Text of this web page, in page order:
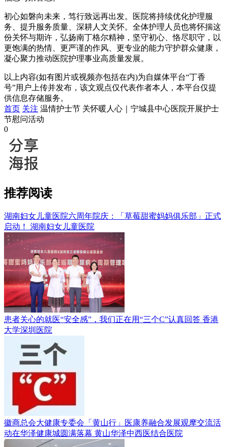
初心如磐向未来，笃行致远再出发。医院将持续优化护理服
务、提升服务质量、深耕人文关怀。全体护理人员也将怀揣这
份关怀与期许，弘扬南丁格尔精神，坚守初心、恪尽职守，以
更饱满的热情、更严谨的作风、更专业的能力守护群众健康，
凝心聚力推动医院护理事业高质量发展。
以上内容(如有图片或视频亦包括在内)为自媒体平台“丁香
号”用户上传并发布，该文观点仅代表作者本人，本平台仅提
供信息存储服务。
首页 关注 温情护士节 关怀暖人心｜宁城县中心医院开展护士
节慰问活动
0
推荐阅读
湖南妇女儿童医院六周年院庆：「草莓甜蜜妈妈俱乐部」正式
启动！ 湖南妇女儿童医院
患者关心的就医“安全感”，我们正在用“三个C”认真回答 香港
大学深圳医院
徽商总会大健康专委会「黄山行」医康养融合发展观摩交流活
动在华泽健康城圆满落幕 黄山华泽中西医结合医院